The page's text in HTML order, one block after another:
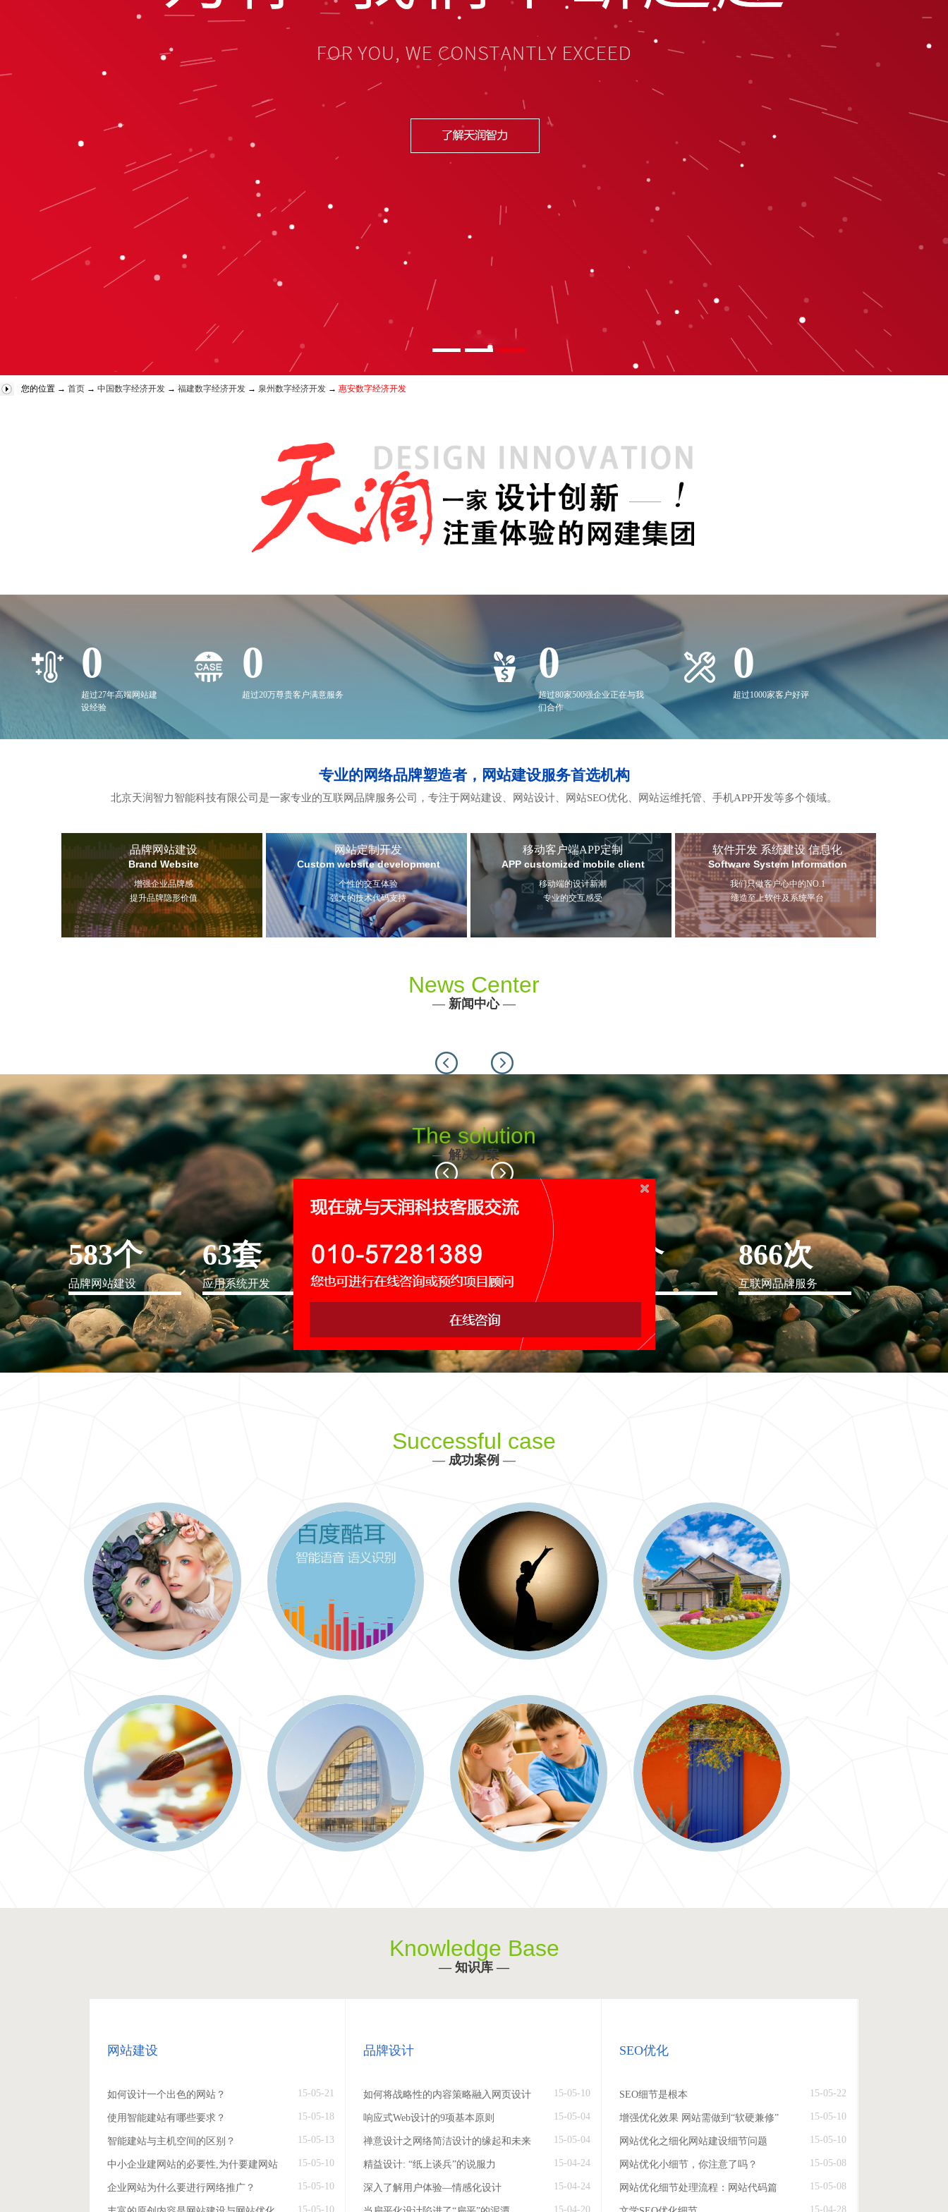
您的位置 → 首页 → 中国数字经济开发 → 福建数字经济开发 → 泉州数字经济开发 → 惠安数字经济开发
0
超过27年高端网站建
设经验
0
超过20万尊贵客户满意服务
0
超过80家500强企业正在与我
们合作
0
超过1000家客户好评
专业的网络品牌塑造者，网站建设服务首选机构
北京天润智力智能科技有限公司是一家专业的互联网品牌服务公司，专注于网站建设、网站设计、网站SEO优化、网站运维托管、手机APP开发等多个领域。
品牌网站建设
Brand Website
增强企业品牌感
提升品牌隐形价值
网站定制开发
Custom website development
个性的交互体验
强大的技术代码支持
移动客户端APP定制
APP customized mobile client
移动端的设计新潮
专业的交互感受
软件开发 系统建设 信息化
Software System Information
我们只做客户心中的NO.1
缔造至上软件及系统平台
News Center
— 新闻中心—
Previous Next
The solution
—解决方案—
IT行业解决方案
信息爆炸时代，信息传递是否做到更新、更全、更
快
软件行业解决方案
二十一世纪要么软件行业解决方案，要么无商可务
Previous Next
583个
品牌网站建设
63套
应用系统开发
116个
网站运维托管
19个
手机APP开发
95个 866次
互联网品牌服务
Successful case
— 成功案例 —
Knowledge Base
— 知识库 —
网站建设
如何设计一个出色的网站？ 15-05-21
使用智能建站有哪些要求？ 15-05-18
智能建站与主机空间的区别？ 15-05-13
中小企业建网站的必要性,为什要建网站 15-05-10
企业网站为什么要进行网络推广？ 15-05-10
15-05-10
品牌设计
如何将战略性的内容策略融入网页设计 15-05-10
响应式Web设计的9项基本原则 15-05-04
禅意设计之网络简洁设计的缘起和未来 15-05-04
精益设计: “纸上谈兵”的说服力 15-04-24
深入了解用户体验—情感化设计 15-04-24
15-04-20
SEO优化
SEO细节是根本 15-05-22
增强优化效果 网站需做到“软硬兼修” 15-05-10
网站优化之细化网站建设细节问题 15-05-10
网站优化小细节，你注意了吗？ 15-05-08
网站优化细节处理流程：网站代码篇 15-05-08
15-04-28